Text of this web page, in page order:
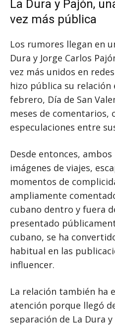
La Dura y Pajón,
vez más pública
Los rumores llegan en
Dura y Jorge Carlos
vez más unidos en
hizo pública su relación
febrero, Día de San
meses de comentarios,
especulaciones entre
Desde entonces,
imágenes de viajes,
momentos de
ampliamente
cubano dentro y fuera
presentado
cubano, se ha
habitual en las
influencer.
La relación también ha
atención porque llegó
separación de La Dura